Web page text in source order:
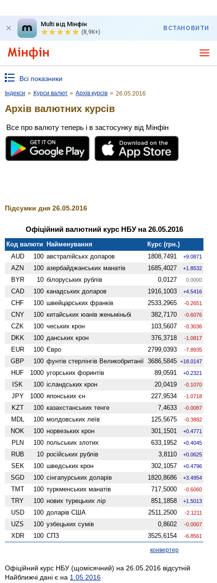
Multi від Мінфін
(8,9K+)
ВСТАНОВИТИ
Всі показники
Індекси » Курси валют » Архів курсів » 26.05.2016
Архів валютних курсів
Все про валюту теперь і в застосунку від Мінфін
Підсумки дня 26.05.2016
Офіційний валютний курс НБУ на 26.05.2016
Код валюти Найменування
Курс (грн.)
AUD
100 австралійськх доларов 1808,7491 +9.0871
AZN 100 азербайджанських манатів 1685,4027 +1.8532
BYR 10 білоруських рублів 0,0127 0.0000
CAD 100 канадських доларов 1916,1003 +4.5416
CHF 100 швейцарських франків 2533,2965 -0.2651
CNY 100 китайських юанів женьмiньбi 382,7170 -0.6076
CZK 100 чеських крон 103,5607 -0.3036
DKK 100 данських крон 376,3718 -1.0817
EUR 100 Євро 2799,0393 -7.8935
GBP 100 фунтів стерлінгів Велико­британії 3686,5845 +18.0147
HUF 1000 угорських форинтів 89,0591 +0.2321
ISK 100 ісландських крон 20,0419 -0.1070
JPY 1000 японських єн 227,9534 -1.0718
KZT 100 казахстанських тенге 7,4633 -0.0087
MDL 100 молдовських леїв 125,5675 -0.3882
NOK 100 норвезьких крон 301,1501 +0.4771
PLN 100 польських злотих 633,1952 +0.4045
RUB 10 російських рублів 3,8110 +0.0625
SEK 100 шведських крон 302,1057 +0.4796
SGD 100 сінгапурських доларів 1820,8686 +3.4954
TMT 100 туркменських манатів 717,5000 -0.6060
TRY 100 нових турецьких лір 851,1858 +1.5013
USD 100 доларів США 2511,2500 -2.1211
UZS 100 узбецьких сумів 0,8602 -0.0007
XDR 100 СПЗ 3525,6154 -6.8561
конвертер
Офіційний курс НБУ (щомісячний) на 26.05.2016 відсутній
Найближчі дані є на 1.05.2016